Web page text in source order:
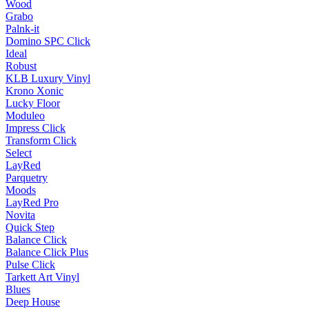
Wood
Grabo
Palnk-it
Domino SPC Click
Ideal
Robust
KLB Luxury Vinyl
Krono Xonic
Lucky Floor
Moduleo
Impress Click
Transform Click
Select
LayRed
Parquetry
Moods
LayRed Pro
Novita
Quick Step
Balance Click
Balance Click Plus
Pulse Click
Tarkett Art Vinyl
Blues
Deep House